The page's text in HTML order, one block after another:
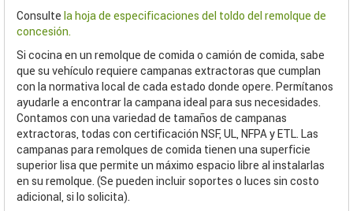
Consulte la hoja de especificaciones del toldo del remolque de
concesión.
Si cocina en un remolque de comida o camión de comida, sabe
que su vehículo requiere campanas extractoras que cumplan
con la normativa local de cada estado donde opere. Permítanos
ayudarle a encontrar la campana ideal para sus necesidades.
Contamos con una variedad de tamaños de campanas
extractoras, todas con certificación NSF, UL, NFPA y ETL. Las
campanas para remolques de comida tienen una superficie
superior lisa que permite un máximo espacio libre al instalarlas
en su remolque. (Se pueden incluir soportes o luces sin costo
adicional, si lo solicita).